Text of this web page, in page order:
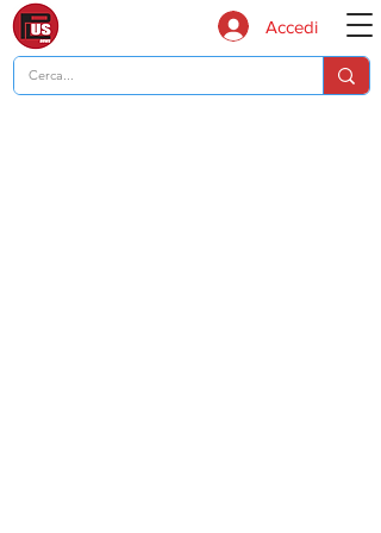
Accedi